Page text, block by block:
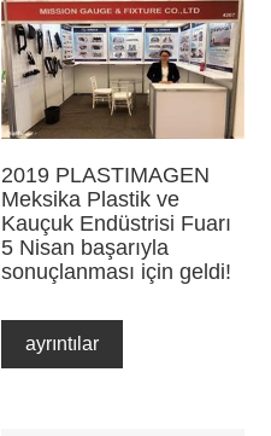
2019 PLASTIMAGEN
Meksika Plastik ve
Kauçuk Endüstrisi Fuarı
5 Nisan başarıyla
sonuçlanması için geldi!
ayrıntılar